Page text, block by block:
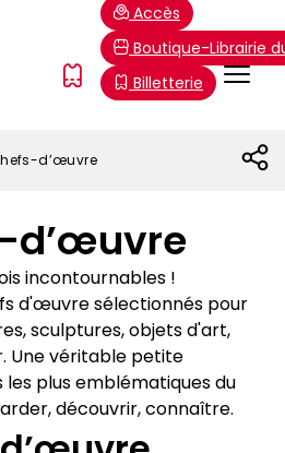
Menu
FR
Accès
Boutique-Librairie
Billetterie
d’œuvre
d’œuvre
incontournables !
d'œuvre sélectionnés pour
sculptures, objets d'art,
Une véritable petite
plus emblématiques du
découvrir, connaître.